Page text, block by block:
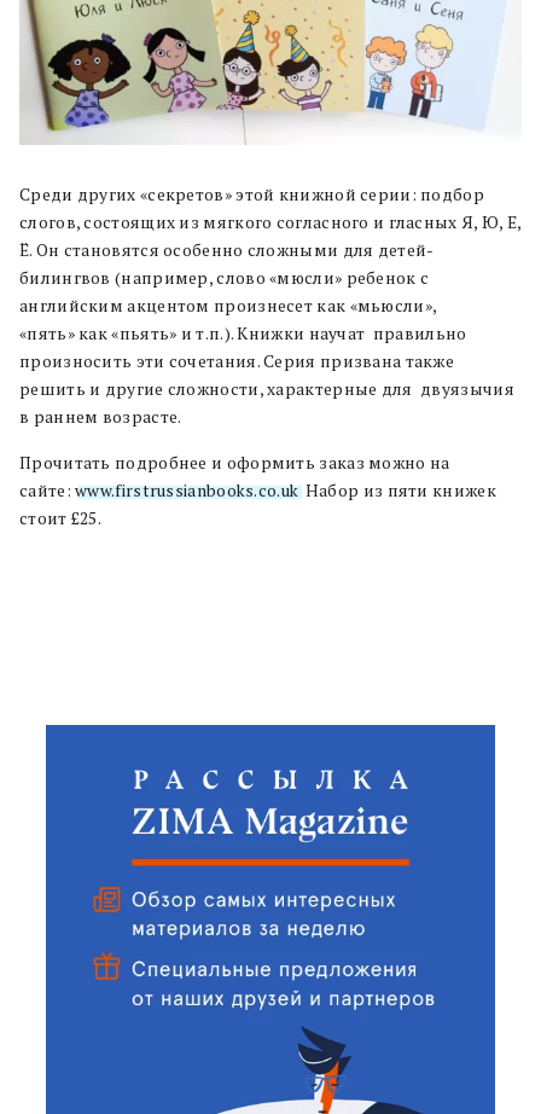
Среди других «секретов» этой книжной серии: подбор
слогов, состоящих из мягкого согласного и гласных Я, Ю, Е,
Ё. Он становятся особенно сложными для детей-
билингвов (например, слово «мюсли» ребенок с
английским акцентом произнесет как «мьюсли»,
«пять» как «пьять» и т.п.). Книжки научат правильно
произносить эти сочетания. Серия призвана также
решить и другие сложности, характерные для двуязычия
в раннем возрасте.
Прочитать подробнее и оформить заказ можно на
сайте:www.firstrussianbooks.co.uk. Набор из пяти книжек
стоит £25.